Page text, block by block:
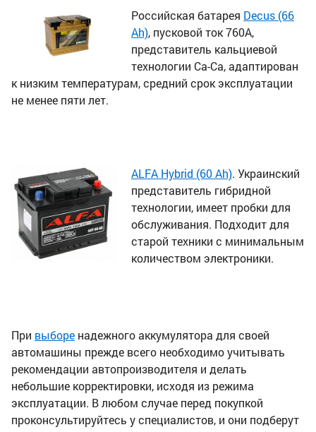
Российская батарея Decus (66
Ah), пусковой ток 760А,
представитель кальциевой
технологии Са-Са, адаптирован
к низким температурам, средний срок эксплуатации
не менее пяти лет.
ALFA Hybrid (60 Ah). Украинский
представитель гибридной
технологии, имеет пробки для
обслуживания. Подходит для
старой техники с минимальным
количеством электроники.
При выборе надежного аккумулятора для своей
автомашины прежде всего необходимо учитывать
рекомендации автопроизводителя и делать
небольшие корректировки, исходя из режима
эксплуатации. В любом случае перед покупкой
проконсультируйтесь у специалистов, и они подберут